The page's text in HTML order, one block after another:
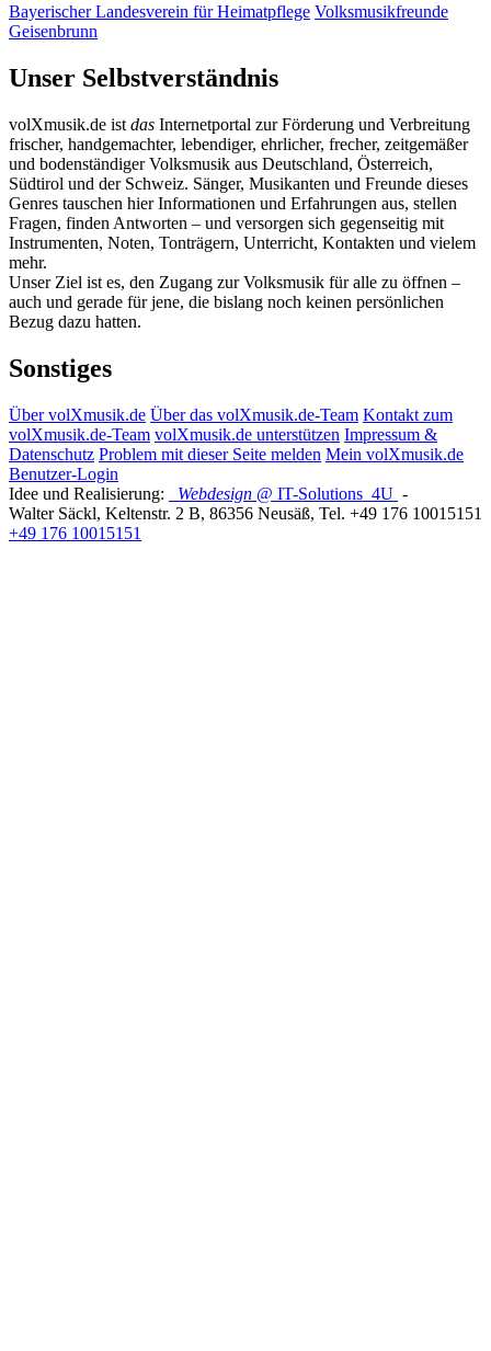
Bayerischer Landesverein für Heimatpflege Volksmusikfreunde
Geisenbrunn
Unser Selbstverständnis
volXmusik.de ist das Internetportal zur Förderung und Verbreitung
frischer, handgemachter, lebendiger, ehrlicher, frecher, zeitgemäßer
und bodenständiger Volksmusik aus Deutschland, Österreich,
Südtirol und der Schweiz. Sänger, Musikanten und Freunde dieses
Genres tauschen hier Informationen und Erfahrungen aus, stellen
Fragen, finden Antworten – und versorgen sich gegenseitig mit
Instrumenten, Noten, Tonträgern, Unterricht, Kontakten und vielem
mehr.
Unser Ziel ist es, den Zugang zur Volksmusik für alle zu öffnen –
auch und gerade für jene, die bislang noch keinen persönlichen
Bezug dazu hatten.
Sonstiges
Über volXmusik.de Über das volXmusik.de-Team Kontakt zum
volXmusik.de-Team volXmusik.de unterstützen Impressum &
Datenschutz Problem mit dieser Seite melden Mein volXmusik.de
Benutzer-Login
Idee und Realisierung:
Webdesign @ IT-Solutions 4U -
Walter Säckl, Keltenstr. 2 B, 86356 Neusäß, Tel. +49 176 10015151
+49 176 10015151